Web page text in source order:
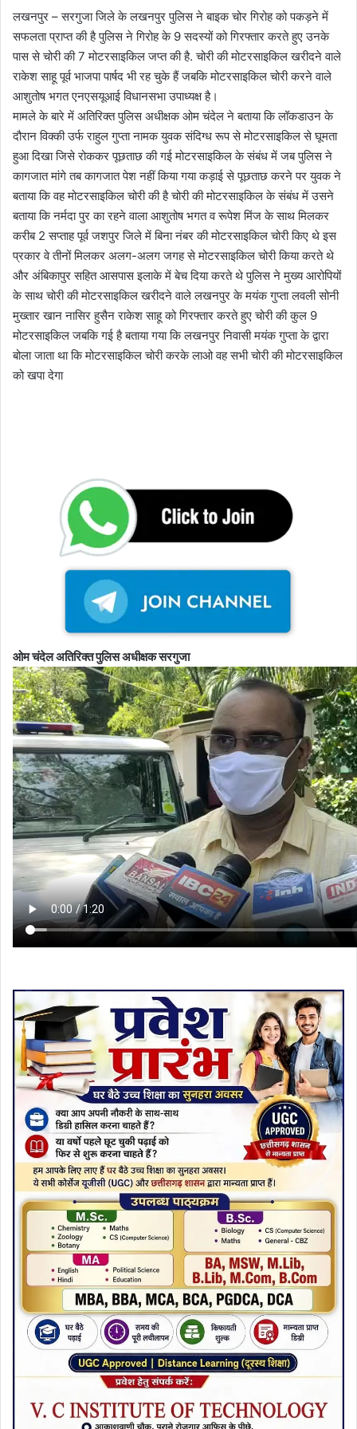
लखनपुर – सरगुजा जिले के लखनपुर पुलिस ने बाइक चोर गिरोह को पकड़ने में
सफलता प्राप्त की है पुलिस ने गिरोह के 9 सदस्यों को गिरफ्तार करते हुए उनके
पास से चोरी की 7 मोटरसाइकिल जप्त की है. चोरी की मोटरसाइकिल खरीदने वाले
राकेश साहू पूर्व भाजपा पार्षद भी रह चुके हैं जबकि मोटरसाइकिल चोरी करने वाले
आशुतोष भगत एनएसयूआई विधानसभा उपाध्यक्ष है।
मामले के बारे में अतिरिक्त पुलिस अधीक्षक ओम चंदेल ने बताया कि लॉकडाउन के
दौरान विक्की उर्फ राहुल गुप्ता नामक युवक संदिग्ध रूप से मोटरसाइकिल से घूमता
हुआ दिखा जिसे रोककर पूछताछ की गई मोटरसाइकिल के संबंध में जब पुलिस ने
कागजात मांगे तब कागजात पेश नहीं किया गया कड़ाई से पूछताछ करने पर युवक ने
बताया कि वह मोटरसाइकिल चोरी की है चोरी की मोटरसाइकिल के संबंध में उसने
बताया कि नर्मदा पुर का रहने वाला आशुतोष भगत व रूपेश मिंज के साथ मिलकर
करीब 2 सप्ताह पूर्व जशपुर जिले में बिना नंबर की मोटरसाइकिल चोरी किए थे इस
प्रकार वे तीनों मिलकर अलग-अलग जगह से मोटरसाइकिल चोरी किया करते थे
और अंबिकापुर सहित आसपास इलाके में बेच दिया करते थे पुलिस ने मुख्य आरोपियों
के साथ चोरी की मोटरसाइकिल खरीदने वाले लखनपुर के मयंक गुप्ता लवली सोनी
मुख्तार खान नासिर हुसैन राकेश साहू को गिरफ्तार करते हुए चोरी की कुल 9
मोटरसाइकिल जबकि गई है बताया गया कि लखनपुर निवासी मयंक गुप्ता के द्वारा
बोला जाता था कि मोटरसाइकिल चोरी करके लाओ वह सभी चोरी की मोटरसाइकिल
को खपा देगा
ओम चंदेल अतिरिक्त पुलिस अधीक्षक सरगुजा